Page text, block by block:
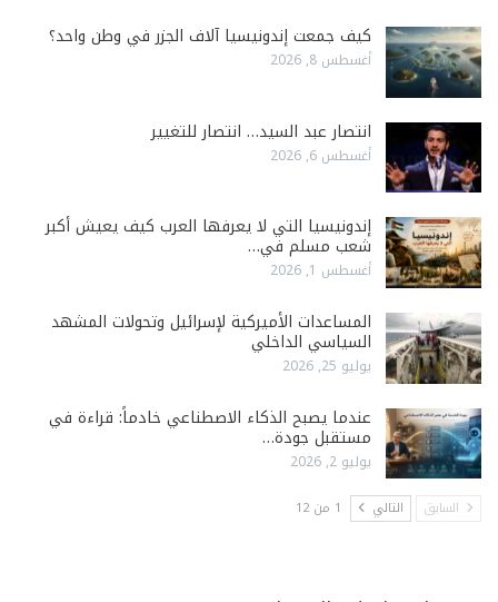
كيف جمعت إندونيسيا آلاف الجزر في وطن واحد؟
أغسطس 8, 2026
انتصار عبد السيد… انتصار للتغيير
أغسطس 6, 2026
إندونيسيا التي لا يعرفها العرب كيف يعيش أكبر
شعب مسلم في…
أغسطس 1, 2026
المساعدات الأميركية لإسرائيل وتحولات المشهد
السياسي الداخلي
يوليو 25, 2026
عندما يصبح الذكاء الاصطناعي خادماً: قراءة في
مستقبل جودة…
يوليو 2, 2026
السابق التالي 1 من 12